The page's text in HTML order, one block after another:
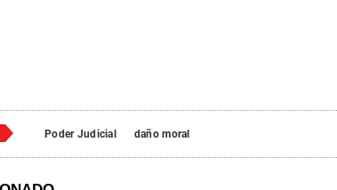
Poder Judicial daño moral